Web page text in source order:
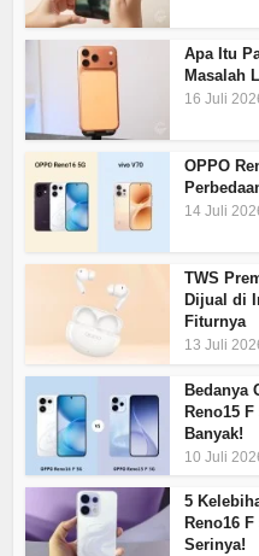
Apa Itu
Masalah
16 Juli
OPPO
14 Juli
TWS
Dijual di
Fiturnya
13 Juli
Bedanya
Reno15
Banyak!
10 Juli
5
Reno16
Serinya!